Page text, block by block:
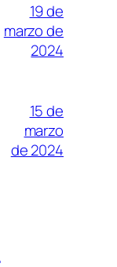
19 de
marzo de
2024
15 de
marzo
de 2024